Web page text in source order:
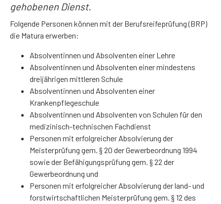
gehobenen Dienst.
Folgende Personen können mit der Berufsreifeprüfung (BRP)
die Matura erwerben:
Absolventinnen und Absolventen einer Lehre
Absolventinnen und Absolventen einer mindestens
dreijährigen mittleren Schule
Absolventinnen und Absolventen einer
Krankenpflegeschule
Absolventinnen und Absolventen von Schulen für den
medizinisch-technischen Fachdienst
Personen mit erfolgreicher Absolvierung der
Meisterprüfung gem. § 20 der Gewerbeordnung 1994
sowie der Befähigungsprüfung gem. § 22 der
Gewerbeordnung und
Personen mit erfolgreicher Absolvierung der land- und
forstwirtschaftlichen Meisterprüfung gem. § 12 des